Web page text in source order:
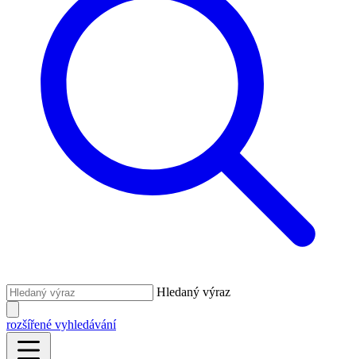
Hledaný výraz
rozšířené vyhledávání